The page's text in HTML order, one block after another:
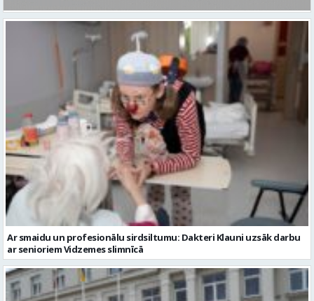
Ar smaidu un profesionālu sirdsiltumu: Dakteri Klauni uzsāk darbu
ar senioriem Vidzemes slimnīcā